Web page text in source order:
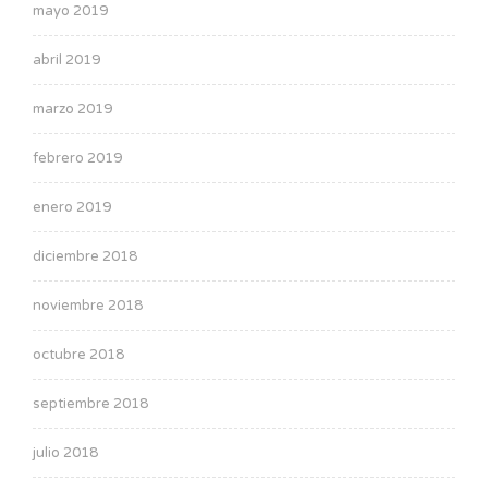
mayo 2019
abril 2019
marzo 2019
febrero 2019
enero 2019
diciembre 2018
noviembre 2018
octubre 2018
septiembre 2018
julio 2018